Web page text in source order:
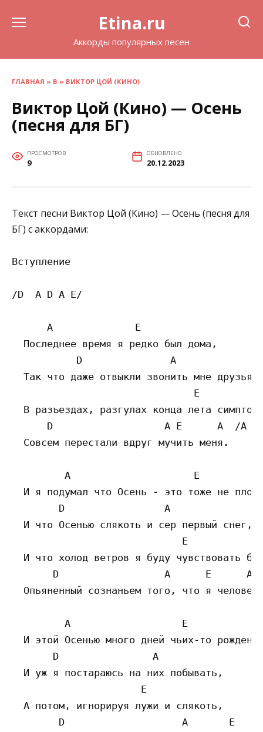
Etina.ru
Аккорды популярных песен
ГЛАВНАЯ » В » ВИКТОР ЦОЙ (КИНО)
Виктор Цой (Кино) — Осень
(песня для БГ)
ПРОСМОТРОВ
9
ОБНОВЛЕНО
20.12.2023
Текст песни Виктор Цой (Кино) — Осень (песня для
БГ) с аккордами:
Вступление
/D  A D A E/
      A              E
  Последнее время я редко был дома,
           D               A
  Так что даже отвыкли звонить мне друзья.
                               E
В разъездах, разгулах конца лета
D                   A E      A  /A
  Совсем перестали вдруг мучить меня.
         A                     E
И я подумал что Осень - это тоже не
D
  И что Осенью слякоть и сер первый снег,
                             E
И что холод ветров я буду чувствовать
D                  A      E      A
Опьяненный сознаньем того, что я
         A                   E
И этой Осенью много дней чьих-то
       D                A
  И уж я постараюсь на них побывать,
                      E
  А потом, игнорируя лужи и слякоть,
D                    A       E